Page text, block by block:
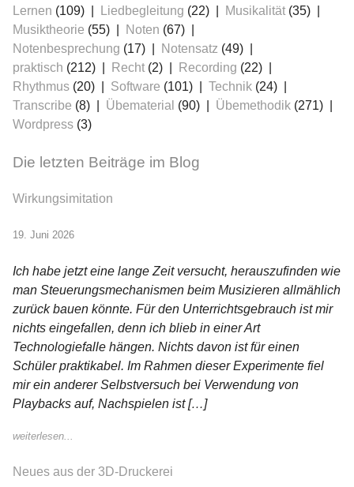
Lernen (109) Liedbegleitung (22) Musikalität(35)
Musiktheorie (55) Noten (67)
Notenbesprechung (17) Notensatz (49)
praktisch (212) Recht(2) Recording (22)
Rhythmus (20) Software (101) Technik (24)
Transcribe (8) Übematerial (90) Übemethodik (271)
Wordpress (3)
Die letzten Beiträge im Blog
Wirkungsimitation
19. Juni 2026
Ich habe jetzt eine lange Zeit versucht, herauszufinden wie
man Steuerungsmechanismen beim Musizieren allmählich
zurück bauen könnte. Für den Unterrichtsgebrauch ist mir
nichts eingefallen, denn ich blieb in einer Art
Technologiefalle hängen. Nichts davon ist für einen
Schüler praktikabel. Im Rahmen dieser Experimente fiel
mir ein anderer Selbstversuch bei Verwendung von
Playbacks auf, Nachspielen ist […]
weiterlesen...
Neues aus der 3D-Druckerei